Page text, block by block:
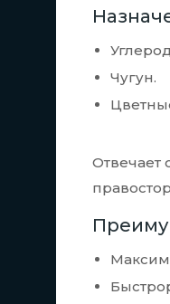
Чугун.
Отвечает